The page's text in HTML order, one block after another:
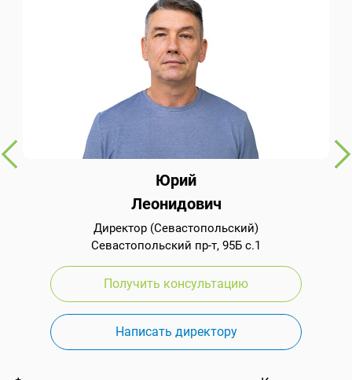
Юрий
Леонидович
Директор (Севастопольский)
Севастопольский пр-т, 95Б с.1
Получить консультацию
Написать директору